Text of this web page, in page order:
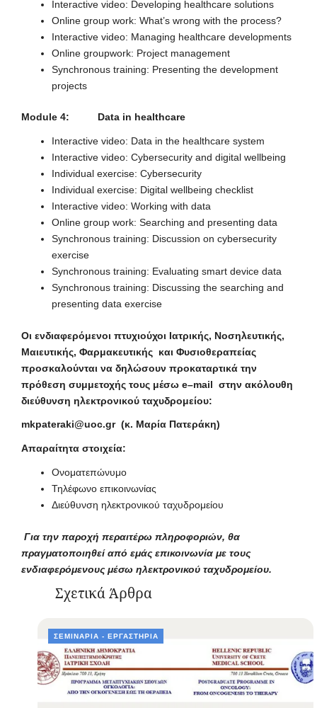
Interactive video: Developing healthcare solutions
Online group work: What’s wrong with the process?
Interactive video: Managing healthcare developments
Online groupwork: Project management
Synchronous training: Presenting the development
projects
Module 4: Data in healthcare
Interactive video: Data in the healthcare system
Interactive video: Cybersecurity and digital wellbeing
Individual exercise: Cybersecurity
Individual exercise: Digital wellbeing checklist
Interactive video: Working with data
Online group work: Searching and presenting data
Synchronous training: Discussion on cybersecurity
exercise
Synchronous training: Evaluating smart device data
Synchronous training: Discussing the searching and
presenting data exercise
Οι ενδιαφερόμενοι πτυχιούχοι Ιατρικής, Νοσηλευτικής,
Μαιευτικής, Φαρμακευτικής και Φυσιοθεραπείας
προσκαλούνται να δηλώσουν προκαταρτικά την
πρόθεση συμμετοχής τους μέσω e–mail στην ακόλουθη
διεύθυνση ηλεκτρονικού ταχυδρομείου:
mkpateraki@uoc.gr (κ. Μαρία Πατεράκη)
Απαραίτητα στοιχεία:
Ονοματεπώνυμο
Τηλέφωνο επικοινωνίας
Διεύθυνση ηλεκτρονικού ταχυδρομείου
Για την παροχή περαιτέρω πληροφοριών, θα
πραγματοποιηθεί από εμάς επικοινωνία με τους
ενδιαφερόμενους μέσω ηλεκτρονικού ταχυδρομείου.
Σχετικά Άρθρα
ΣΕΜΙΝΆΡΙΑ - ΕΡΓΑΣΤΉΡΙΑ